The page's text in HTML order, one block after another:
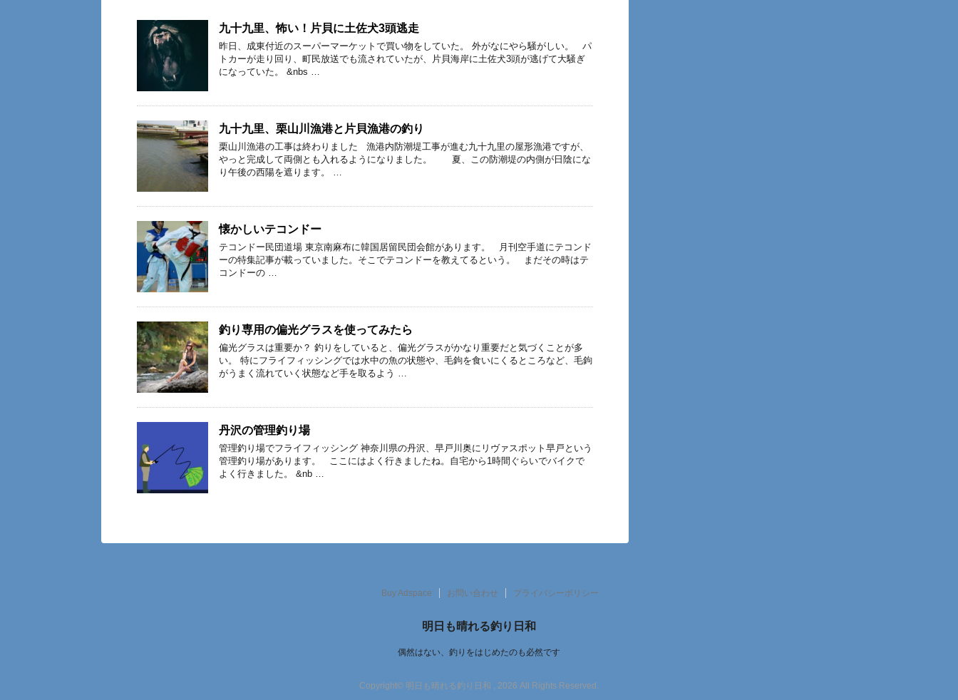
九十九里、怖い！片貝に土佐犬3頭逃走
昨日、成東付近のスーパーマーケットで買い物をしていた。 外がなにやら騒がしい。 パ
トカーが走り回り、町民放送でも流されていたが、片貝海岸に土佐犬3頭が逃げて大騒ぎ
になっていた。 &nbs …
九十九里、栗山川漁港と片貝漁港の釣り
栗山川漁港の工事は終わりました 漁港内防潮堤工事が進む九十九里の屋形漁港ですが、
やっと完成して両側とも入れるようになりました。 夏、この防潮堤の内側が日陰にな
り午後の西陽を遮ります。 …
懐かしいテコンドー
テコンドー民団道場 東京南麻布に韓国居留民団会館があります。 月刊空手道にテコンド
ーの特集記事が載っていました。そこでテコンドーを教えてるという。 まだその時はテ
コンドーの …
釣り専用の偏光グラスを使ってみたら
偏光グラスは重要か？ 釣りをしていると、偏光グラスがかなり重要だと気づくことが多
い。 特にフライフィッシングでは水中の魚の状態や、毛鉤を食いにくるところなど、毛鉤
がうまく流れていく状態など手を取るよう …
丹沢の管理釣り場
管理釣り場でフライフィッシング 神奈川県の丹沢、早戸川奥にリヴァスポット早戸という
管理釣り場があります。 ここにはよく行きましたね。自宅から1時間ぐらいでバイクで
よく行きました。 &nb …
Buy Adspace お問い合わせ プライバシーポリシー
明日も晴れる釣り日和
偶然はない、釣りをはじめたのも必然です
Copyright© 明日も晴れる釣り日和 , 2026 All Rights Reserved.